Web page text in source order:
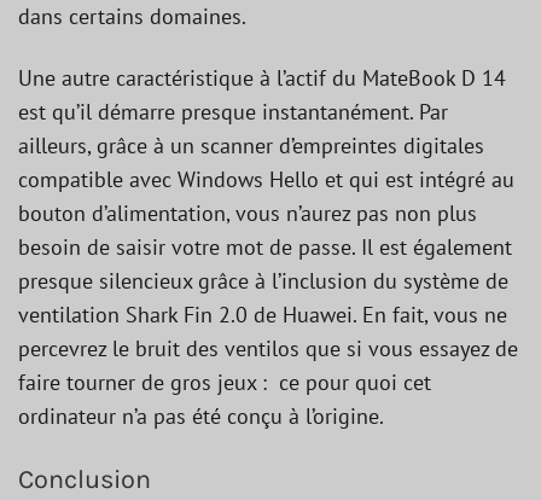
dans certains domaines.
Une autre caractéristique à l’actif du MateBook D 14
est qu’il démarre presque instantanément. Par
ailleurs, grâce à un scanner d’empreintes digitales
compatible avec Windows Hello et qui est intégré au
bouton d’alimentation, vous n’aurez pas non plus
besoin de saisir votre mot de passe. Il est également
presque silencieux grâce à l’inclusion du système de
ventilation Shark Fin 2.0 de Huawei. En fait, vous ne
percevrez le bruit des ventilos que si vous essayez de
faire tourner de gros jeux : ce pour quoi cet
ordinateur n’a pas été conçu à l’origine.
Conclusion